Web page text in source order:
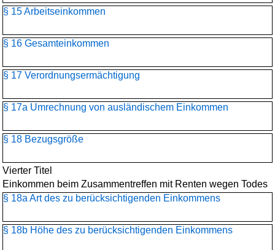
§ 15 Arbeitseinkommen
§ 16 Gesamteinkommen
§ 17 Verordnungsermächtigung
§ 17a Umrechnung von ausländischem Einkommen
§ 18 Bezugsgröße
Vierter Titel
Einkommen beim Zusammentreffen mit Renten wegen Todes
§ 18a Art des zu berücksichtigenden Einkommens
§ 18b Höhe des zu berücksichtigenden Einkommens